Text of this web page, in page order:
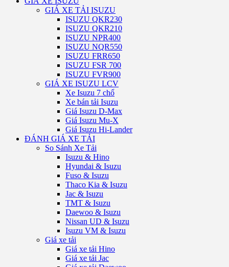
GIÁ XE TẢI ISUZU
ISUZU QKR230
ISUZU QKR210
ISUZU NPR400
ISUZU NQR550
ISUZU FRR650
ISUZU FSR 700
ISUZU FVR900
GIÁ XE ISUZU LCV
Xe Isuzu 7 chổ
Xe bán tải Isuzu
Giá Isuzu D-Max
Giá Isuzu Mu-X
Giá Isuzu Hi-Lander
ĐÁNH GIÁ XE TẢI
So Sánh Xe Tải
Isuzu & Hino
Hyundai & Isuzu
Fuso & Isuzu
Thaco Kia & Isuzu
Jac & Isuzu
TMT & Isuzu
Daewoo & Isuzu
Nissan UD & Isuzu
Isuzu VM & Isuzu
Giá xe tải
Giá xe tải Hino
Giá xe tải Jac